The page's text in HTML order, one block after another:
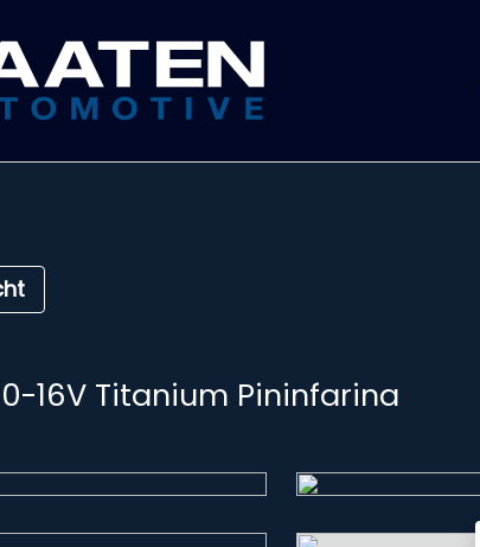
16V Titanium Pininfarina